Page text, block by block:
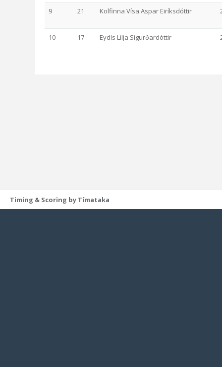
9 21 Kolfinna Vísa Aspar Eiríksdóttir
10 17 Eydís Lilja Sigurðardóttir
Timing & Scoring by Tímataka